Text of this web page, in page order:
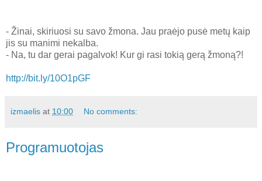
- Žinai, skiriuosi su savo žmona. Jau praėjo pusė metų kaip
jis su manimi nekalba.
- Na, tu dar gerai pagalvok! Kur gi rasi tokią gerą žmoną?!
http://bit.ly/10O1pGF
izmaelis at 10:00 No comments:
Programuotojas